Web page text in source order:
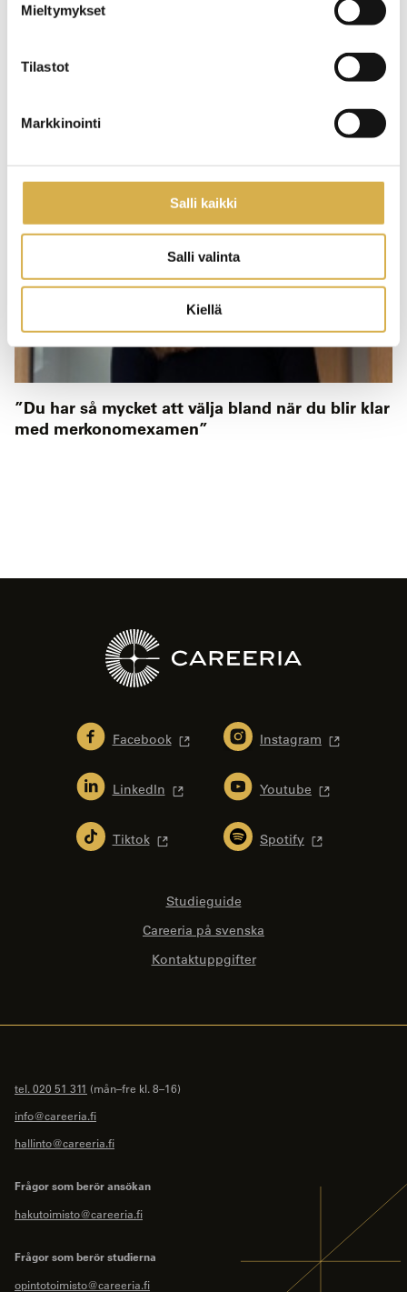
Mieltymykset
Tilastot
Markkinointi
Salli kaikki
Salli valinta
Kiellä
yrkesutbildning i Askola, Borgå och Vanda
”Du har så mycket att välja bland när du blir klar
med merkonomexamen”
Facebook Instagram
LinkedIn Youtube
Tiktok Spotify
Studieguide
Careeria på svenska
Kontaktuppgifter
tel. 020 51 311 (mån–fre kl. 8–16)
info@careeria.fi
hallinto@careeria.fi
Frågor som berör ansökan
hakutoimisto@careeria.fi
Frågor som berör studierna
opintotoimisto@careeria.fi